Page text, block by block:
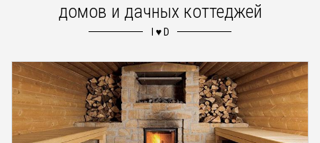
домов и дачных коттеджей